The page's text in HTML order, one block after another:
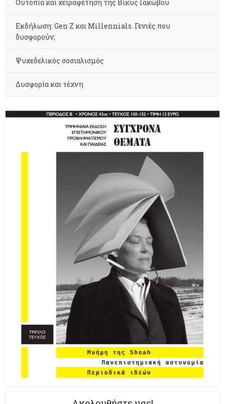
Ουτοπία και χειραφέτηση της Βίκυς Ιακώβου
Εκδήλωση: Gen Z και Millennials. Γενιές που
δυσφορούν;
Ψυχεδελικός σοσιαλισμός
Δυσφορία και τέχνη